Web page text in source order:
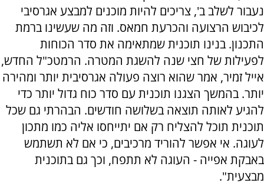
נעבור לשלב ב', צריכים להיות מוכנים למבצע אגרסיבי
לכיבוש הרצועה והכרעת חמאס. וזה מה שעשינו ברמת
התכנון. בנינו תוכנית שמתאימה את סדר הכוחות
לפעילות של חצי שנה להשגת המטרה. הרמטכ"ל החדש,
אייל זמיר, אמר שהוא רוצה פעולה אגרסיבית יותר ומהירה
יותר. בהמשך הצגנו תוכנית עם סדר כוח גדול יותר כדי
להגיע לאותה תוצאה בשלושה חודשים. הבהרתי גם שכל
תוכנית תוכל להצליח רק אם יתייחסו אליה כמו מתכון
לעוגה. אי אפשר להוריד מרכיבים, כי אם לא תשתמש
באבקת אפייה - העוגה לא תתפח, וכך גם בתוכנית
מבצעית".